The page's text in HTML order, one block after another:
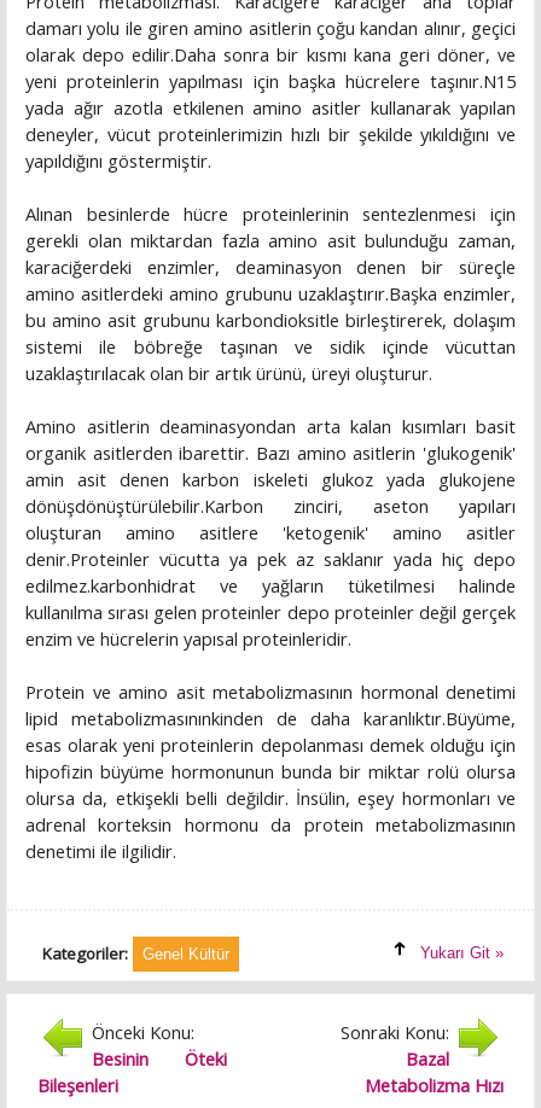
damarı yolu ile giren amino asitlerin çoğu kandan alınır, geçici
olarak depo edilir.Daha sonra bir kısmı kana geri döner, ve
yeni proteinlerin yapılması için başka hücrelere taşınır.N15
yada ağır azotla etkilenen amino asitler kullanarak yapılan
deneyler, vücut proteinlerimizin hızlı bir şekilde yıkıldığını ve
yapıldığını göstermiştir.
Alınan besinlerde hücre proteinlerinin sentezlenmesi için
gerekli olan miktardan fazla amino asit bulunduğu zaman,
karaciğerdeki enzimler, deaminasyon denen bir süreçle
amino asitlerdeki amino grubunu uzaklaştırır.Başka enzimler,
bu amino asit grubunu karbondioksitle birleştirerek, dolaşım
sistemi ile böbreğe taşınan ve sidik içinde vücuttan
uzaklaştırılacak olan bir artık ürünü, üreyi oluşturur.
Amino asitlerin deaminasyondan arta kalan kısımları basit
organik asitlerden ibarettir. Bazı amino asitlerin 'glukogenik'
amin asit denen karbon iskeleti glukoz yada glukojene
dönüşdönüştürülebilir.Karbon zinciri, aseton yapıları
oluşturan amino asitlere 'ketogenik' amino asitler
denir.Proteinler vücutta ya pek az saklanır yada hiç depo
edilmez.karbonhidrat ve yağların tüketilmesi halinde
kullanılma sırası gelen proteinler depo proteinler değil gerçek
enzim ve hücrelerin yapısal proteinleridir.
Protein ve amino asit metabolizmasının hormonal denetimi
lipid metabolizmasınınkinden de daha karanlıktır.Büyüme,
esas olarak yeni proteinlerin depolanması demek olduğu için
hipofizin büyüme hormonunun bunda bir miktar rolü olursa
olursa da, etkişekli belli değildir. İnsülin, eşey hormonları ve
adrenal korteksin hormonu da protein metabolizmasının
denetimi ile ilgilidir.
Kategoriler: Genel Kültür Yukarı Git »
Önceki Konu:
Besinin Öteki
Bileşenleri
Sonraki Konu:
Bazal
Metabolizma Hızı